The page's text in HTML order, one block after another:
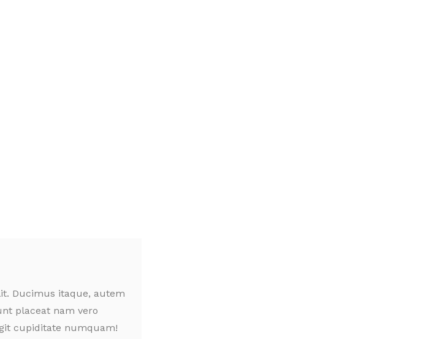
Ducimus itaque, autem
placeat nam vero
cupiditate numquam!